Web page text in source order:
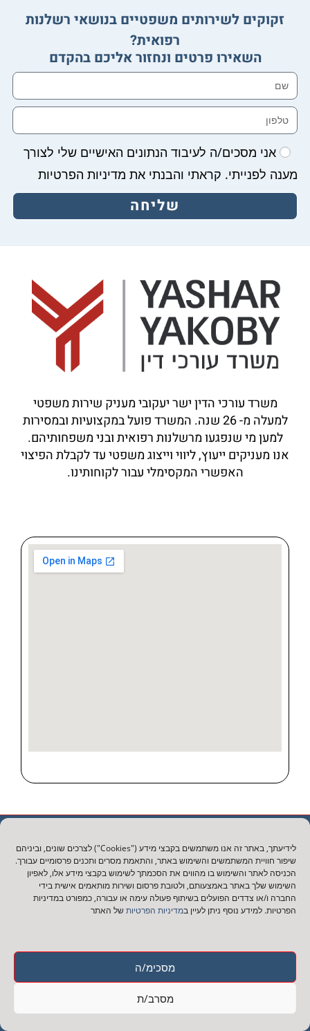
לידיעתך, באתר זה אנו משתמשים בקבצי מידע ("Cookies") לצרכים שונים, וביניהם
שיפור חוויית המשתמשים והשימוש באתר, והתאמת מסרים ותכנים פרסומיים עבורך.
הכניסה לאתר והשימוש בו מהווים את הסכמתך לשימוש בקבצי מידע אלו, לאפיון
השימוש שלך באתר באמצעותם, ולטובת פרסום ושירות מותאמים אישית בידי
החברה ו/או צדדים הפועלים בשיתוף פעולה עימה או עבורה, כמפורט במדיניות
הפרטיות. למידע נוסף ניתן לעיין במדיניות הפרטיותשל האתר
מסכימ/ה
מסרב/ת
זקוקים לשירותים משפטיים בנושאי רשלנות
רפואית?
השאירו פרטים ונחזור אליכם בהקדם
אני מסכים/ה לעיבוד הנתונים האישיים שלי לצורך
מענה לפנייתי. קראתי והבנתי את מדיניות הפרטיות
שליחה
משרד עורכי הדין ישר יעקובי מעניק שירות משפטי
למעלה מ-26שנה. המשרד פועל במקצועיות ובמסירות
למען מי שנפגעו מרשלנות רפואית ובני משפחותיהם.
אנו מעניקים ייעוץ, ליווי וייצוג משפטי עד לקבלת הפיצוי
האפשרי המקסימלי עבור לקוחותינו.
עמודי האתר
עמוד הבית
אודות
הצלחות המשרד
אנחנו ברשתות החברתיות